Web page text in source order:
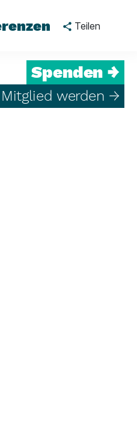
Teilen
Spenden →
Mitglied werden →